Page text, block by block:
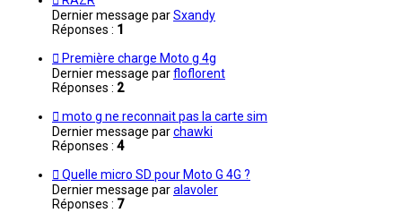
Dernier message parSxandy
Réponses : 1
Première charge Moto g 4g
Dernier message parfloflorent
Réponses : 2
moto g ne reconnait pas la carte sim
Dernier message parchawki
Réponses : 4
Quelle micro SD pour Moto G 4G ?
Dernier message paralavoler
Réponses : 7